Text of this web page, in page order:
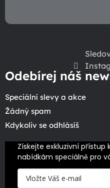
Odebírej náš
Speciální slevy a akce
Žádný spam
Kdykoliv se odhlásíš
Získejte exkluzivní přístup
nabídkám speciálně pro